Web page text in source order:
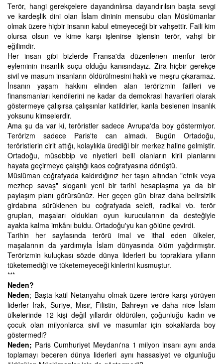
Terör, hangi gerekçelere dayandırılırsa dayandırılsın başta sevgi
ve kardeşlik dini olan İslam dininin mensubu olan Müslümanlar
olmak üzere hiçbir insanın kabul etmeyeceği bir vahşettir. Faili kim
olursa olsun ve kime karşı işlenirse işlensin terör, vahşi bir
eğilimdir.
Her insan gibi bizlerde Fransa'da düzenlenen menfur terör
eyleminin insanlık suçu olduğu kanısındayız. Zira hiçbir gerekçe
sivil ve masum insanların öldürülmesini haklı ve meşru çıkaramaz.
İnsanın yaşam hakkını elinden alan terörizmin failleri ve
finansmanları kendilerini ne kadar da demokrasi havarileri olarak
göstermeye çalışırsa çalışsınlar katildirler, kanla beslenen insanlık
yoksunu kimselerdir.
Ama şu da var ki, teröristler sadece Avrupa'da boy göstermiyor.
Terörizm sadece Paris'te can almadı. Bugün Ortadoğu,
teröristlerin cirit attığı, kolaylıkla ürediği bir merkez haline gelmiştir.
Ortadoğu, müsebbip ve niyetleri belli olanların kirli planlarını
hayata geçirmeye çalıştığı kaos coğrafyasına dönüştü.
Müslüman coğrafyada kaldırdığınız her taşın altından "etnik veya
mezhep savaş" sloganlı yeni bir tarihi hesaplaşma ya da bir
paylaşım planı görürsünüz. Her geçen gün biraz daha belirsizlik
girdabına sürüklenen bu coğrafyada selefi, radikal vb. terör
grupları, maşaları oldukları oyun kurucularının da desteğiyle
ayakta kalma imkânı buldu. Ortadoğu'yu kan gölüne çevirdi.
Tarihin her sayfasında terörü imal ve ithal eden ülkeler,
maşalarının da yardımıyla İslam dünyasında ölüm yağdırmıştır.
Terörizmin kuluçkası sözde dünya liderleri bu topraklara yılların
tüketemediği ve tüketemeyeceği kinlerini kusmuştur.
***
Neden?
Neden; Başta katil Netanyahu olmak üzere teröre karşı yürüyen
liderler Irak, Suriye, Mısır, Filistin, Bahreyn ve daha nice İslam
ülkelerinde 12 kişi değil yıllardır öldürülen, çoğunluğu kadın ve
çocuk olan milyonlarca sivil ve masumlar için sokaklarda boy
göstermedi?
Neden; Paris Cumhuriyet Meydanı'na 1 milyon insanı aynı anda
toplamayı beceren dünya liderleri aynı hassasiyet ve olgunluğu